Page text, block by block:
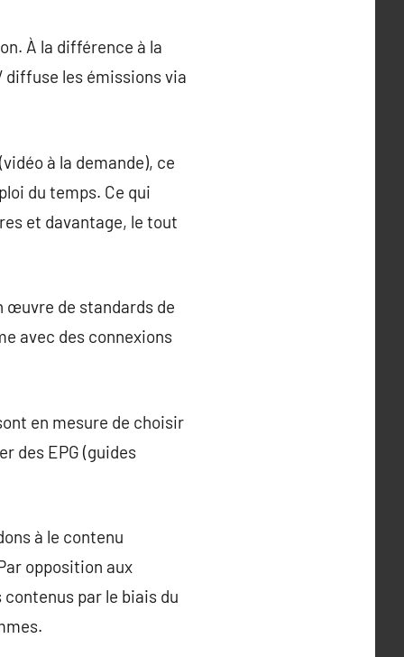
À la différence à la
diffuse les émissions via
à la demande), ce
du temps. Ce qui
et davantage, le tout
œuvre de standards de
avec des connexions
en mesure de choisir
des EPG (guides
à le contenu
opposition aux
par le biais du